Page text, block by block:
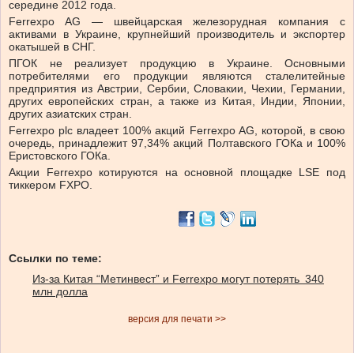
середине 2012 года.
Ferrexpo AG — швейцарская железорудная компания с
активами в Украине, крупнейший производитель и экспортер
окатышей в СНГ.
ПГОК не реализует продукцию в Украине. Основными
потребителями его продукции являются сталелитейные
предприятия из Австрии, Сербии, Словакии, Чехии, Германии,
других европейских стран, а также из Китая, Индии, Японии,
других азиатских стран.
Ferrеxpo plc владеет 100% акций Ferrexpo AG, которой, в свою
очередь, принадлежит 97,34% акций Полтавского ГОКа и 100%
Еристовского ГОКа.
Акции Ferrexpo котируются на основной площадке LSE под
тиккером FXPO.
Ссылки по теме:
Из-за Китая “Метинвест” и Ferrexpo могут потерять 340
млн долла
версия для печати >>